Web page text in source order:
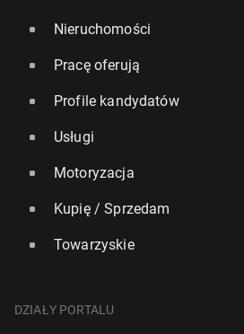
Nieruchomości
Pracę oferują
Profile kandydatów
Usługi
Motoryzacja
Kupię / Sprzedam
Towarzyskie
DZIAŁY PORTALU